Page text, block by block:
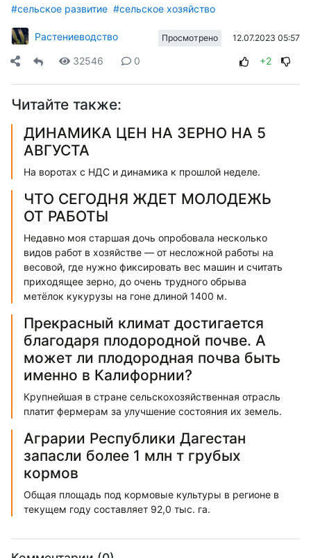
#сельское развитие #сельское хозяйство
Растениеводство Просмотрено 12.07.2023 05:57
32546 0 +2
Читайте также:
ДИНАМИКА ЦЕН НА ЗЕРНО НА 5
АВГУСТА
На воротах с НДС и динамика к прошлой неделе.
ЧТО СЕГОДНЯ ЖДЕТ МОЛОДЕЖЬ
ОТ РАБОТЫ
Недавно моя старшая дочь опробовала несколько
видов работ в хозяйстве — от несложной работы на
весовой, где нужно фиксировать вес машин и считать
приходящее зерно, до очень трудного обрыва
метёлок кукурузы на гоне длиной 1400 м.
Прекрасный климат достигается
благодаря плодородной почве. А
может ли плодородная почва быть
именно в Калифорнии?
Крупнейшая в стране сельскохозяйственная отрасль
платит фермерам за улучшение состояния их земель.
Аграрии Республики Дагестан
запасли более 1 млн т грубых
кормов
Общая площадь под кормовые культуры в регионе в
текущем году составляет 92,0 тыс. га.